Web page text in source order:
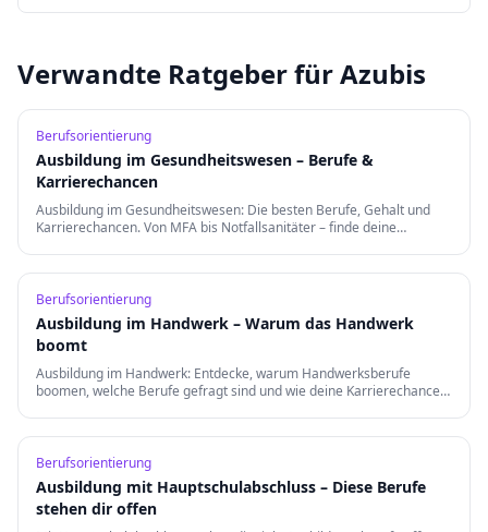
Verwandte Ratgeber für Azubis
Berufsorientierung
Ausbildung im Gesundheitswesen – Berufe &
Karrierechancen
Ausbildung im Gesundheitswesen: Die besten Berufe, Gehalt und
Karrierechancen. Von MFA bis Notfallsanitäter – finde deine
Berufsorientierung
Ausbildung im Handwerk – Warum das Handwerk
boomt
Ausbildung im Handwerk: Entdecke, warum Handwerksberufe
boomen, welche Berufe gefragt sind und wie deine Karrierechancen
Berufsorientierung
Ausbildung mit Hauptschulabschluss – Diese Berufe
stehen dir offen